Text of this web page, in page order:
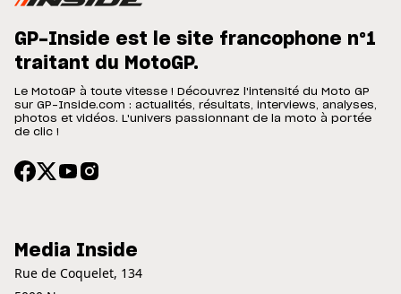
GP-Inside est le site francophone n°1
traitant du MotoGP.
Le MotoGP à toute vitesse ! Découvrez l'intensité du Moto GP
sur GP-Inside.com : actualités, résultats, interviews, analyses,
photos et vidéos. L'univers passionnant de la moto à portée
de clic !
Media Inside
Rue de Coquelet, 134